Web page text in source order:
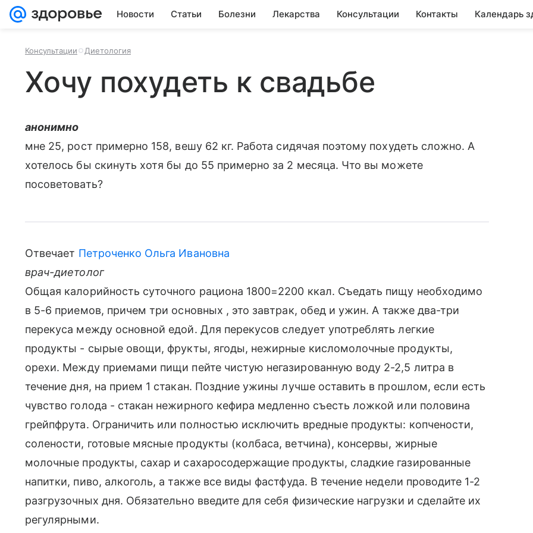
Новости Статьи Болезни Лекарства Консультации Контакты Календарь
Консультации Диетология
Хочу похудеть к свадьбе
анонимно
мне 25, рост примерно 158, вешу 62 кг. Работа сидячая поэтому похудеть сложно. А
хотелось бы скинуть хотя бы до 55 примерно за 2 месяца. Что вы можете
посоветовать?
Отвечает Петроченко Ольга Ивановна
врач-диетолог
Общая калорийность суточного рациона 1800=2200 ккал. Съедать пищу необходимо
в 5-6 приемов, причем три основных , это завтрак, обед и ужин. А также два-три
перекуса между основной едой. Для перекусов следует употреблять легкие
продукты - сырые овощи, фрукты, ягоды, нежирные кисломолочные продукты,
орехи. Между приемами пищи пейте чистую негазированную воду 2-2,5 литра в
течение дня, на прием 1 стакан. Поздние ужины лучше оставить в прошлом, если есть
чувство голода - стакан нежирного кефира медленно съесть ложкой или половина
грейпфрута. Ограничить или полностью исключить вредные продукты: копчености,
солености, готовые мясные продукты (колбаса, ветчина), консервы, жирные
молочные продукты, сахар и сахаросодержащие продукты, сладкие газированные
напитки, пиво, алкоголь, а также все виды фастфуда. В течение недели проводите 1-2
разгрузочных дня. Обязательно введите для себя физические нагрузки и сделайте их
регулярными.